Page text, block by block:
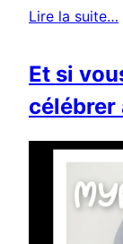
Lire la suite…
Et si
célébrer